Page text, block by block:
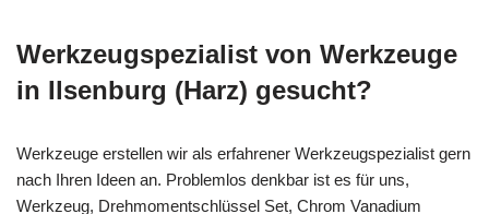
Werkzeugspezialist von Werkzeuge
in Ilsenburg (Harz) gesucht?
Werkzeuge erstellen wir als erfahrener Werkzeugspezialist gern
nach Ihren Ideen an. Problemlos denkbar ist es für uns,
Werkzeug, Drehmomentschlüssel Set, Chrom Vanadium